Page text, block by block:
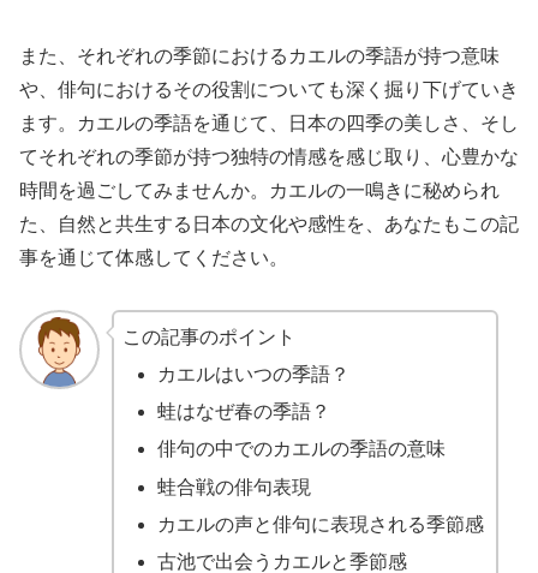
また、それぞれの季節におけるカエルの季語が持つ意味
や、俳句におけるその役割についても深く掘り下げていき
ます。カエルの季語を通じて、日本の四季の美しさ、そし
てそれぞれの季節が持つ独特の情感を感じ取り、心豊かな
時間を過ごしてみませんか。カエルの一鳴きに秘められ
た、自然と共生する日本の文化や感性を、あなたもこの記
事を通じて体感してください。
この記事のポイント
カエルはいつの季語？
蛙はなぜ春の季語？
俳句の中でのカエルの季語の意味
蛙合戦の俳句表現
カエルの声と俳句に表現される季節感
古池で出会うカエルと季節感